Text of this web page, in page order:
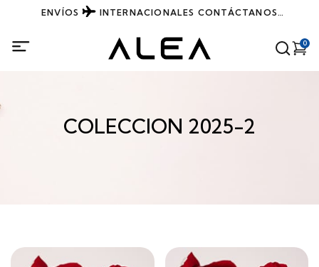
ENVÍOS INTERNACIONALES CONTÁCTANOS
0
COLECCION 2025-2